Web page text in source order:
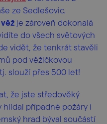
ze Sedlešovic.
je zároveň dokonalá
do všech světových
vidět, že tenkrát stavěli
pod věžičkovou
slouží přes 500 let!
že jste středověký
případné požáry i
hrad býval součástí